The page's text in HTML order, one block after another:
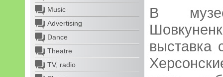
Music
Advertising
Dance
Theatre
TV, radio
В
выставка